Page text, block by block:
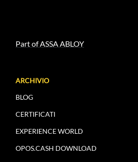
Part of ASSA ABLOY
ARCHIVIO
BLOG
CERTIFICATI
EXPERIENCE WORLD
OPOS.CASH DOWNLOAD